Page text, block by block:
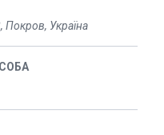
Покров, Україна